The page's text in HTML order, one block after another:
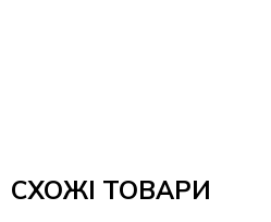
СХОЖІ ТОВАРИ